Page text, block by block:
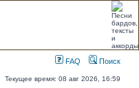
FAQ Поиск
Текущее время: 08 авг 2026, 16:59